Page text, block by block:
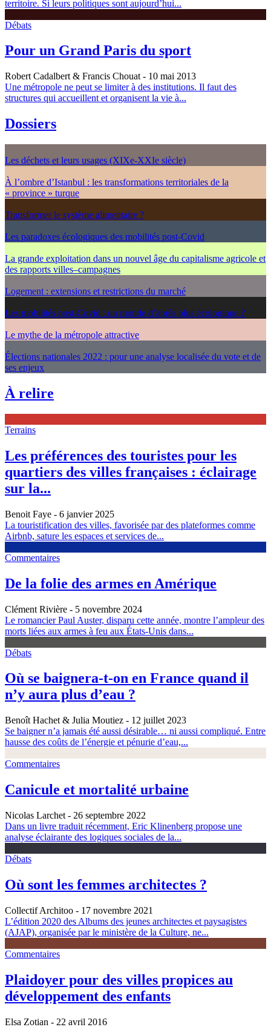
territoire. Si leurs politiques sont aujourd’hui...
Débats
Pour un Grand Paris du sport
Robert Cadalbert & Francis Chouat - 10 mai 2013
Une métropole ne peut se limiter à des institutions. Il faut des
structures qui accueillent et organisent la vie à...
Dossiers
Les déchets et leurs usages (XIXe-XXIe siècle)
À l’ombre d’Istanbul : les transformations territoriales de la
« province » turque
Transformer le système alimentaire ?
Les paradoxes écologiques des mobilités post-Covid
La grande exploitation dans un nouvel âge du capitalisme agricole et
des rapports villes–campagnes
Logement : extensions et restrictions du marché
Les mobilités post-Covid : un monde d’après plus écologique ?
Le mythe de la métropole attractive
Élections nationales 2022 : pour une analyse localisée du vote et de
ses enjeux
À relire
Terrains
Les préférences des touristes pour les
quartiers des villes françaises : éclairage
sur la...
Benoit Faye - 6 janvier 2025
La touristification des villes, favorisée par des plateformes comme
Airbnb, sature les espaces et services de...
Commentaires
De la folie des armes en Amérique
Clément Rivière - 5 novembre 2024
Le romancier Paul Auster, disparu cette année, montre l’ampleur des
morts liées aux armes à feu aux États-Unis dans...
Débats
Où se baignera-t-on en France quand il
n’y aura plus d’eau ?
Benoît Hachet & Julia Moutiez - 12 juillet 2023
Se baigner n’a jamais été aussi désirable… ni aussi compliqué. Entre
hausse des coûts de l’énergie et pénurie d’eau,...
Commentaires
Canicule et mortalité urbaine
Nicolas Larchet - 26 septembre 2022
Dans un livre traduit récemment, Eric Klinenberg propose une
analyse éclairante des logiques sociales de la...
Débats
Où sont les femmes architectes ?
Collectif Architoo - 17 novembre 2021
L’édition 2020 des Albums des jeunes architectes et paysagistes
(AJAP), organisée par le ministère de la Culture, ne...
Commentaires
Plaidoyer pour des villes propices au
développement des enfants
Elsa Zotian - 22 avril 2016